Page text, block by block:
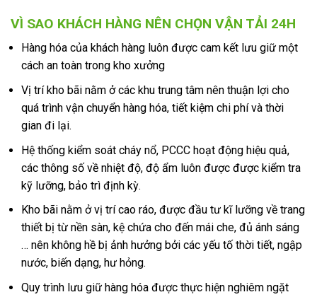
VÌ SAO KHÁCH HÀNG NÊN CHỌN VẬN TẢI 24H
Hàng hóa của khách hàng luôn được cam kết lưu giữ một
cách an toàn trong kho xưởng
Vị trí kho bãi nằm ở các khu trung tâm nên thuận lợi cho
quá trình vận chuyển hàng hóa, tiết kiệm chi phí và thời
gian đi lại.
Hệ thống kiểm soát cháy nổ, PCCC hoạt động hiệu quả,
các thông số về nhiệt độ, độ ẩm luôn được được kiểm tra
kỹ lưỡng, bảo trì định kỳ.
Kho bãi nằm ở vị trí cao ráo, được đầu tư kĩ lưỡng về trang
thiết bị từ nền sàn, kệ chứa cho đến mái che, đủ ánh sáng
… nên không hề bị ảnh hưởng bởi các yếu tố thời tiết, ngập
nước, biến dạng, hư hỏng.
Quy trình lưu giữ hàng hóa được thực hiện nghiêm ngặt